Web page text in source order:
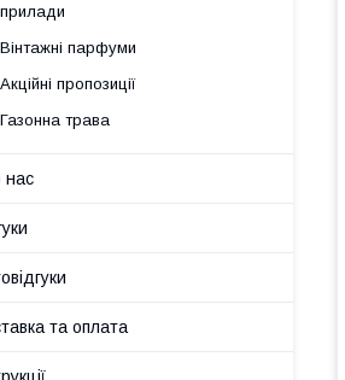
прилади
Вінтажні парфуми
Акційні пропозиції
Газонна трава
нас
та оплата